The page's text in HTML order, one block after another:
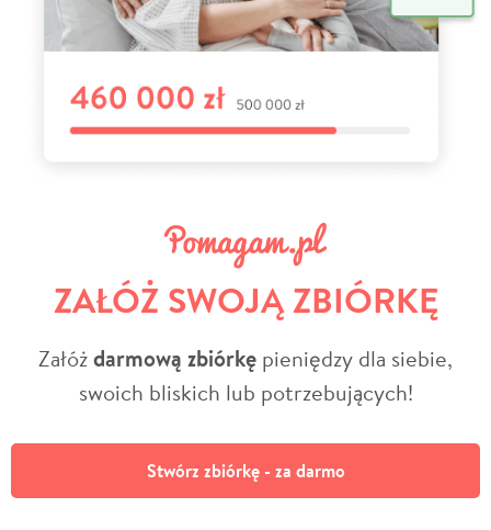
ZAŁÓŻ SWOJĄ ZBIÓRKĘ
Załóżdarmową zbiórkę pieniędzy dla siebie,
swoich bliskich lub potrzebujących!
Stwórz zbiórkę - za darmo